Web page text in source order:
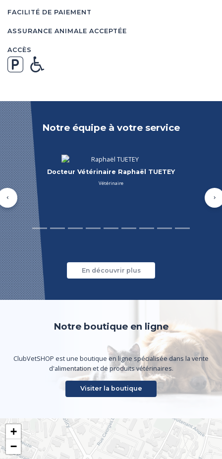
FACILITÉ DE PAIEMENT
ASSURANCE ANIMALE ACCEPTÉE
ACCÈS
Notre équipe à votre service
Docteur Vétérinaire Marc AGOSTO
Vétérinaire
Précédent
En découvrir plus
Notre boutique en ligne
ClubVetSHOP est une boutique en ligne spécialisée dans la vente
d'alimentation et de produits vétérinaires.
Visiter la boutique
+
−